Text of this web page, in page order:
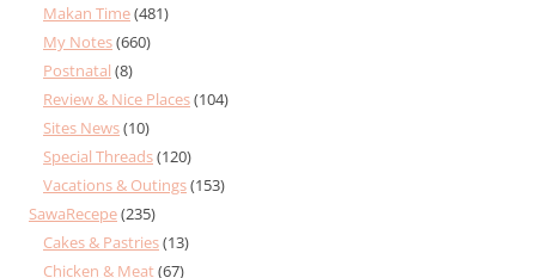
Makan Time(481)
My Notes(660)
Postnatal (8)
Review & Nice Places(104)
Sites News(10)
Special Threads(120)
Vacations & Outings(153)
SawaRecepe(235)
Cakes & Pastries(13)
Chicken & Meat(67)